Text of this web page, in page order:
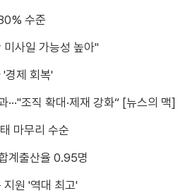
수준
사일 가능성 높아"
'경제 회복'
조직 확대·제재 강화“ [뉴스의 맥]
마무리 수순
계출산율 0.95명
지원 '역대 최고'